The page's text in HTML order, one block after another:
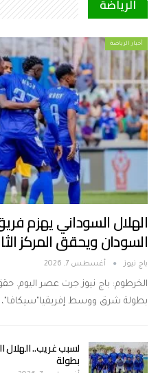
الرياضة
أخبار الرياضة
الهلال السوداني يهزم
السودان ويحقق المركز
باج نيوز أغسطس 7, 2026
الخرطوم: باج نيوز جرت عصر اليوم.
بطولة شرق ووسط
لسبب غريب.. الهلال
بطولة